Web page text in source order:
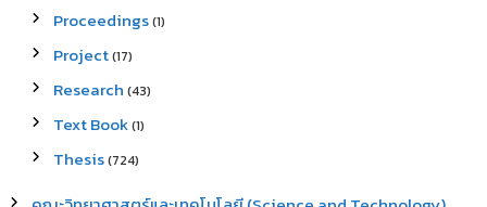
Proceedings(1)
Project(17)
Research (43)
Text Book(1)
Thesis(724)